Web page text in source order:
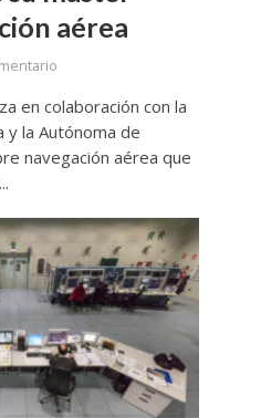
aérea
en colaboración con la
y la Autónoma de
navegación aérea que